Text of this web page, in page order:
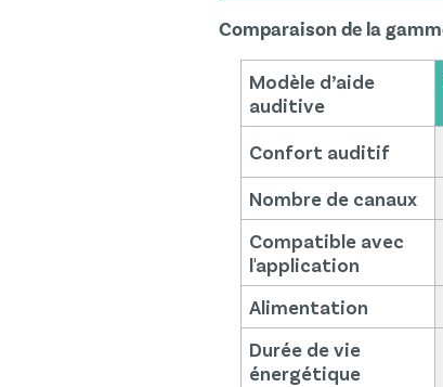
Comparaison de la
Modèle d’aide
auditive
Confort auditif
Nombre de canaux
Compatible avec
l'application
Alimentation
Durée de vie
énergétique